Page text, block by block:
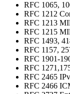
RFC 1065,
RFC 1212
RFC 1213
RFC 1215
RFC 1493,
RFC 1157,
RFC 1901-
RFC
RFC 2465
RFC 2466